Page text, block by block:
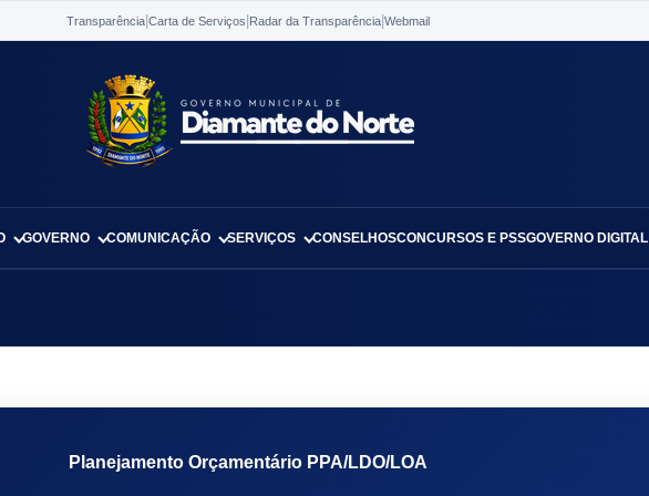
Transparência Carta de Serviços Radar da Transparência Webmail
GOVERNO COMUNICAÇÃO SERVIÇOS CONSELHOSCONCURSOS E PSSGOVERNO DIGITAL
Planejamento Orçamentário PPA/LDO/LOA